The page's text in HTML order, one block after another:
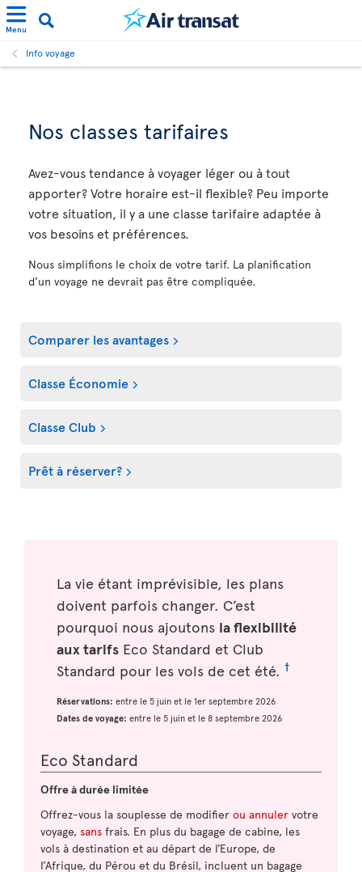
Menu
Info voyage
Nos classes tarifaires
Avez-vous tendance à voyager léger ou à tout
apporter? Votre horaire est-il flexible? Peu importe
votre situation, il y a une classe tarifaire adaptée à
vos besoins et préférences.
Nous simplifions le choix de votre tarif. La planification
d’un voyage ne devrait pas être compliquée.
Comparer les avantages
Classe Économie
Classe Club
Prêt à réserver?
La vie étant imprévisible, les plans
doivent parfois changer. C’est
pourquoi nous ajoutons la flexibilité
aux tarifs Eco Standard et Club
Standard pour les vols de cet été. †
Réservations: entre le 5 juin et le 1er septembre 2026
Dates de voyage: entre le 5 juin et le 8 septembre 2026
Eco Standard
Offre à durée limitée
Offrez-vous la souplesse de modifier ou annuler votre
voyage, sans frais. En plus du bagage de cabine, les
vols à destination et au départ de l’Europe, de
l’Afrique, du Pérou et du Brésil, incluent un bagage